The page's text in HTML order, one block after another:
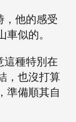
，他的感受
似的。
這種特別在
，也沒打算
準備順其自